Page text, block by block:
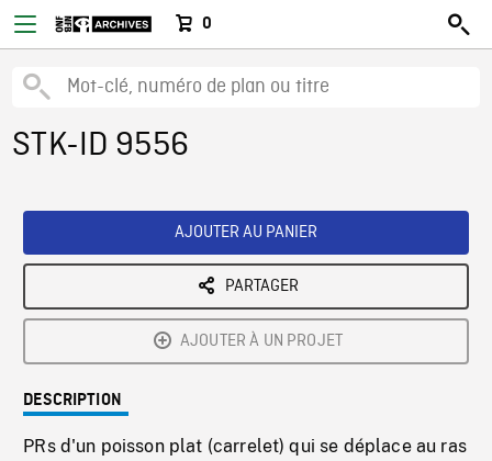
0
STK-ID 9556
AJOUTER AU PANIER
PARTAGER
AJOUTER À UN PROJET
DESCRIPTION
PRs d'un poisson plat (carrelet) qui se déplace au ras